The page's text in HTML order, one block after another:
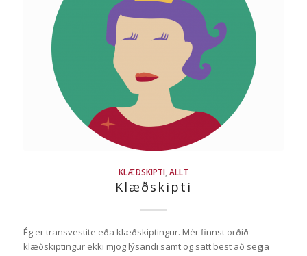
KLÆÐSKIPTI ALLT
Klæðskipti
Ég er transvestite eða klæðskiptingur. Mér finnst orðið
klæðskiptingur ekki mjög lýsandi samt og satt best að segja